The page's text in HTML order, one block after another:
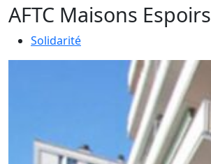
AFTC Maisons Espoirs
Solidarité